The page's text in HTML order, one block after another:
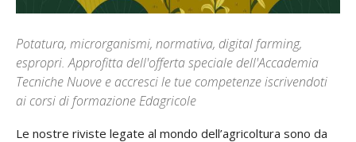
Potatura, microrganismi, normativa, digital farming,
espropri. Approfitta dell'offerta speciale dell'Accademia
Tecniche Nuove e accresci le tue competenze iscrivendoti
ai corsi di formazione Edagricole
Le nostre riviste legate al mondo dell’agricoltura sono da